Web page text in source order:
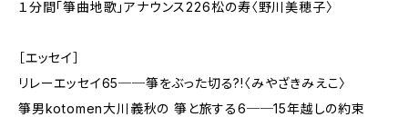
１分間「箏曲地歌」アナウンス226――松の寿〈野川美穂子〉
［エッセイ］
リレーエッセイ65──箏をぶった切る?!〈みやざきみえこ〉
箏男kotomen大川義秋の 箏と旅する6──15年越しの約束